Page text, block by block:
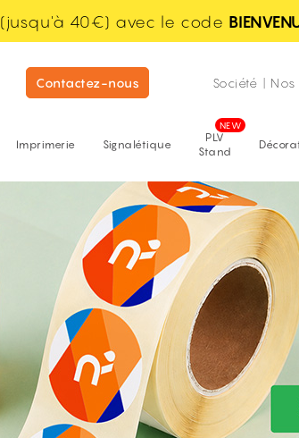
(jusqu'à 40€) avec le code
Contactez-nous Société | Nos
Imprimerie Signalétique
PLV
Stand